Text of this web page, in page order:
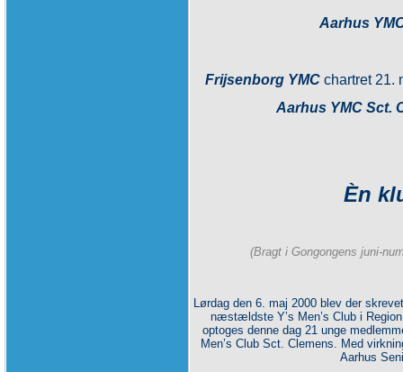
Aarhus
Frijsenborg YMCchartret 21.
Aarhus YMC Sct.
Èn
(Bragt i Gongongens juni-
Lørdag den 6. maj 2000 blev der
næstældste Y’s Men’s Club i
optoges denne dag 21 unge
Men’s Club Sct. Clemens. Med
Aarhus